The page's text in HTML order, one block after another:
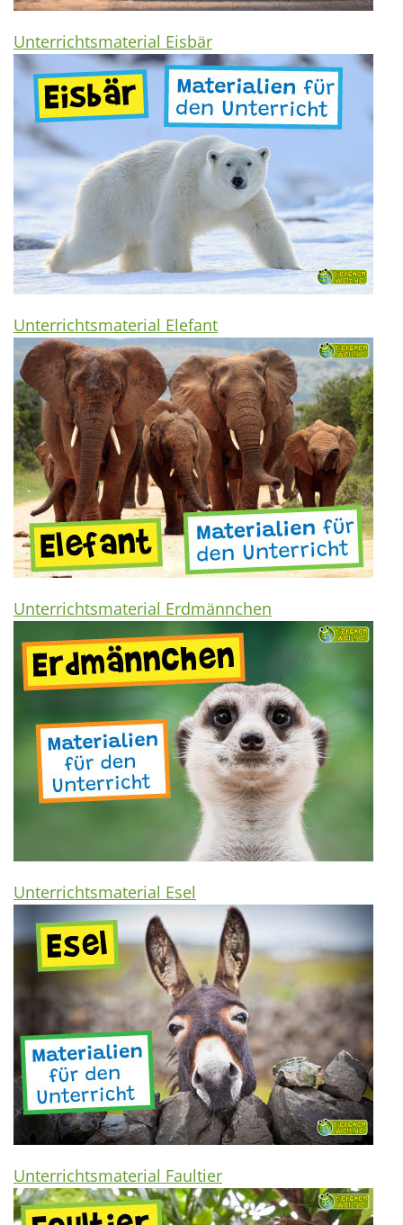
Unterrichtsmaterial Eisbär
Unterrichtsmaterial Elefant
Unterrichtsmaterial Erdmännchen
Unterrichtsmaterial Esel
Unterrichtsmaterial Faultier